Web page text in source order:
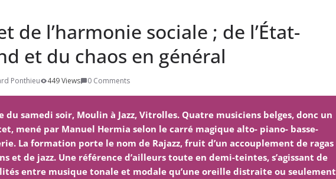
de l’harmonie sociale ; de l’État-
et du chaos en général
Ponthieu 449 Views 0 Comments
du samedi soir, Moulin à Jazz, Vitrolles. Quatre musiciens belges, donc un
mené par Manuel Hermia selon le carré magique alto- piano- basse-
La formation porte le nom de Rajazz, fruit d’un accouplement de ragas
et de jazz. Une référence d’ailleurs toute en demi-teintes, s’agissant de
entre musique tonale et modale qu’une oreille distraite ou seulement